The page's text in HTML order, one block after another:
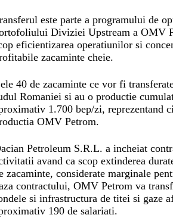
este parte a programului de
Diviziei Upstream a OMV
eficientizarea operatiunilor si
zacaminte cheie.
40 de zacaminte ce vor fi
Romaniei si au o productie
1.700 bep/zi, reprezentand
OMV Petrom.
Petroleum S.R.L. a incheiat
avand ca scop extinderea
zacaminte, considerate marginale
contractului, OMV Petrom va
si infrastructura de titei si gaze
190 de salariati.